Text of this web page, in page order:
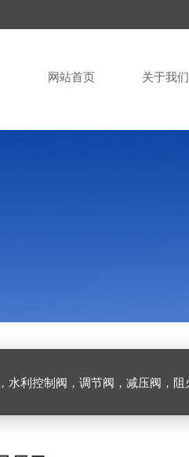
网站首页 关于我们
控制阀，调节阀，减压阀，阻火器，